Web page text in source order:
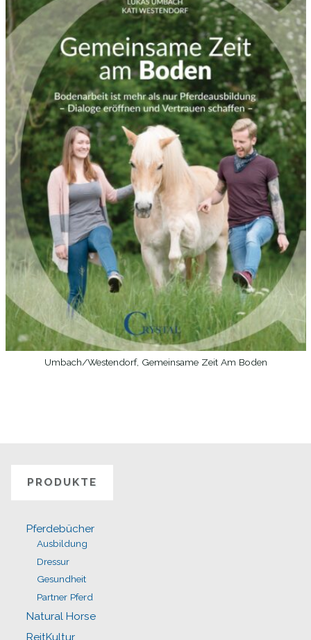
WEITERLESEN
Umbach/Westendorf, Gemeinsame Zeit Am Boden
PRODUKTE
Pferdebücher
Ausbildung
Dressur
Gesundheit
Partner Pferd
Natural Horse
ReitKultur